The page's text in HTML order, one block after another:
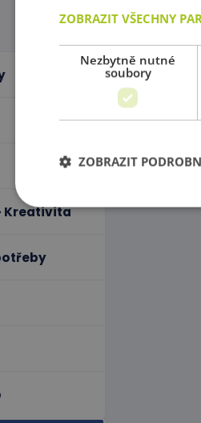
Kreativita
ZOBRAZIT VŠECHNY
Nezbytně nutné
soubory
ZOBRAZIT